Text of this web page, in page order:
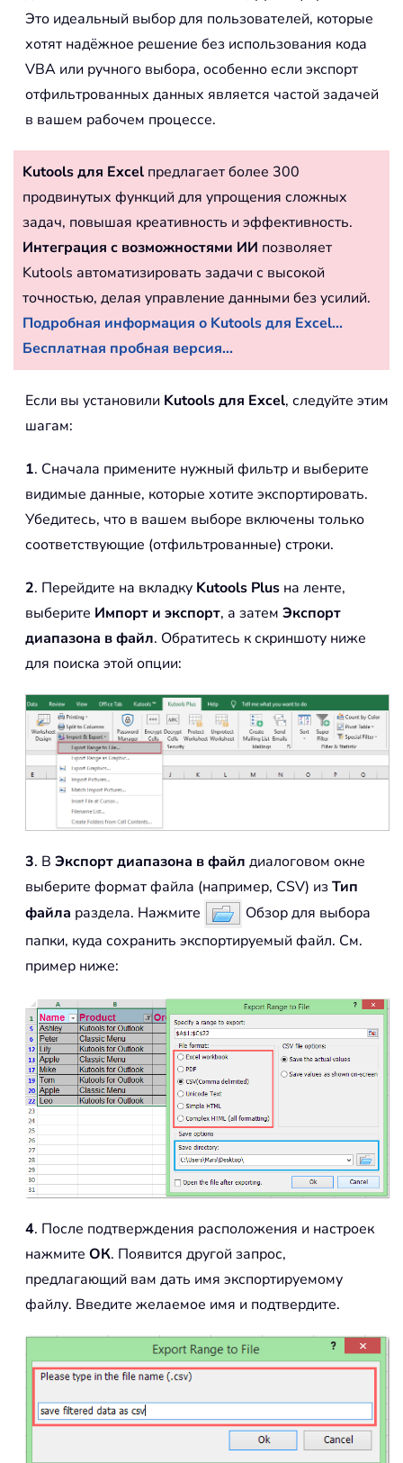
Это идеальный выбор для пользователей, которые
хотят надёжное решение без использования кода
VBA или ручного выбора, особенно если экспорт
отфильтрованных данных является частой задачей
в вашем рабочем процессе.
Kutools для Excel предлагает более 300
продвинутых функций для упрощения сложных
задач, повышая креативность и эффективность.
Интеграция с возможностями ИИ позволяет
Kutools автоматизировать задачи с высокой
точностью, делая управление данными без усилий.
Подробная информация о Kutools для Excel...
Бесплатная пробная версия...
Если вы установили Kutools для Excel, следуйте этим
шагам:
1. Сначала примените нужный фильтр и выберите
видимые данные, которые хотите экспортировать.
Убедитесь, что в вашем выборе включены только
соответствующие (отфильтрованные) строки.
2. Перейдите на вкладку Kutools Plus на ленте,
выберите Импорт и экспорт, а затем Экспорт
диапазона в файл. Обратитесь к скриншоту ниже
для поиска этой опции:
3. В Экспорт диапазона в файл диалоговом окне
выберите формат файла (например, CSV) изТип
файла раздела. Нажмите
Обзор для выбора
папки, куда сохранить экспортируемый файл. См.
пример ниже:
4. После подтверждения расположения и настроек
нажмите ОК. Появится другой запрос,
предлагающий вам дать имя экспортируемому
файлу. Введите желаемое имя и подтвердите.